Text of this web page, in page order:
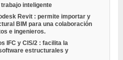
inteligente
Revit : permite importar y
BIM para una colaboración
e ingenieros.
IFC y CIS/2 : facilita la
estructurales y